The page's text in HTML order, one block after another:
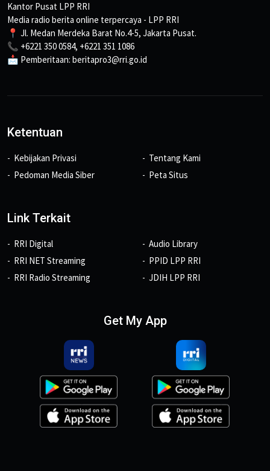
Kantor Pusat LPP RRI
Media radio berita online terpercaya - LPP RRI
📍 Jl. Medan Merdeka Barat No.4-5, Jakarta Pusat.
📞 +6221 350 0584, +6221 351 1086
📩 Pemberitaan: beritapro3@rri.go.id
Ketentuan
Kebijakan Privasi
Pedoman Media Siber
Tentang Kami
Peta Situs
Link Terkait
RRI Digital
RRI NET Streaming
RRI Radio Streaming
Audio Library
PPID LPP RRI
JDIH LPP RRI
Get My App